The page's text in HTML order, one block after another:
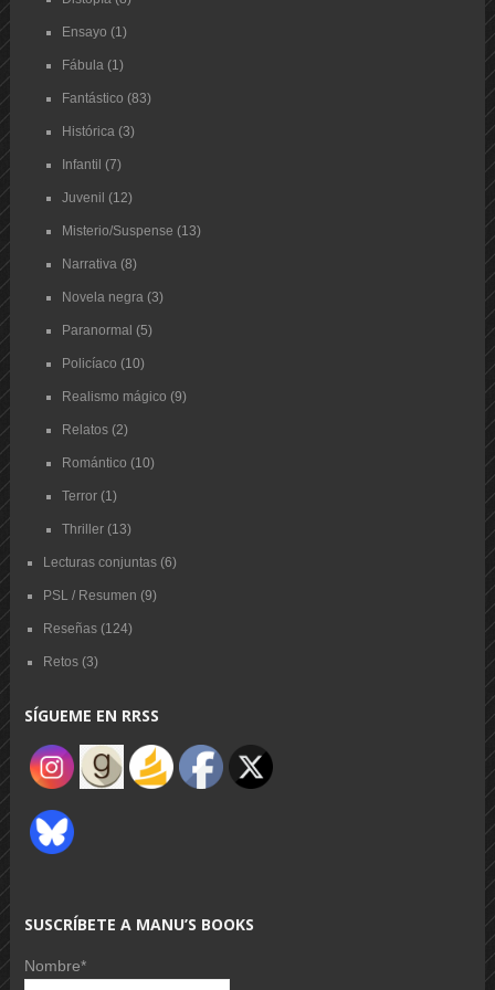
Ensayo (1)
Fábula (1)
Fantástico (83)
Histórica (3)
Infantil (7)
Juvenil (12)
Misterio/Suspense (13)
Narrativa (8)
Novela negra (3)
Paranormal (5)
Policíaco (10)
Realismo mágico (9)
Relatos(2)
Romántico (10)
Terror(1)
Thriller(13)
Lecturas conjuntas(6)
PSL / Resumen (9)
Reseñas(124)
Retos(3)
SÍGUEME EN RRSS
SUSCRÍBETE A MANU’S BOOKS
Nombre*